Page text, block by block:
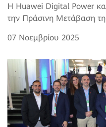
Η Huawei Digital Power
την Πράσινη Μετάβαση
07 Νοεμβρίου 2025